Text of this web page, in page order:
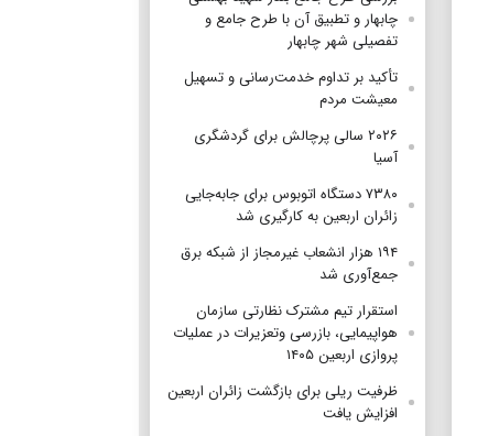
چابهار و تطبیق آن با طرح جامع و
تفصیلی شهر چابهار
تأکید بر تداوم خدمت‌رسانی و تسهیل
معیشت مردم
۲۰۲۶ سالی پرچالش برای گردشگری
آسیا
۷۳۸۰ دستگاه اتوبوس برای جابه‌جایی
زائران اربعین به‌ کارگیری شد
۱۹۴ هزار انشعاب غیرمجاز از شبکه برق
جمع‌آوری شد
استقرار تیم مشترک نظارتی سازمان
هواپیمایی، بازرسی وتعزیرات در عملیات
پروازی اربعین ۱۴۰۵
ظرفیت ریلی برای بازگشت زائران اربعین
افزایش یافت